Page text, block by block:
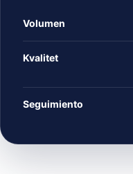
Volumen
Kvalitet
Seguimiento